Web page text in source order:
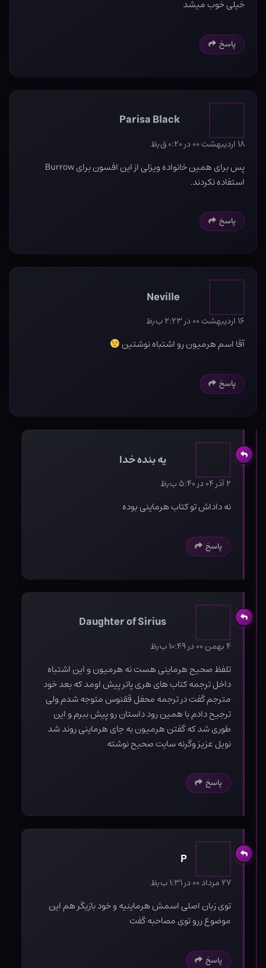
خیلی خوب میشد
پاسخ
Parisa Black
۱۸ اردیبهشت ۰۰ در ۰:۲۰ ق٫ظ
پس برای همین خانواده ویزلی از این افسون برای Burrow
استفاده نکردند.
پاسخ
Neville
۱۶ اردیبهشت ۰۰ در ۲:۲۳ ب٫ظ
آقا اسم هرمیون رو اشتباه نوشتین
پاسخ
یه بنده خدا
۲ آذر ۰۴ در ۵:۴۰ ب٫ظ
نه داداش تو کتاب هرماینی بوده
پاسخ
Daughter of Sirius
۴ بهمن ۰۰ در ۱۰:۴۹ ب٫ظ
تلفظ صحیح هرماینی هست نه هرمیون و این اشتباه
داخل ترجمه کتاب های هری پاتر پیش اومد که بعد خود
مترجم گفت در ترجمه محفل ققنوس متوجه شدم ولی
ترجیح دادم با همین رود داستان رو پیش ببرم و این
طوری شد که گفتن هرمیون به جای هرماینی روند شد
نویل عزیز وگرنه سایت صحیح نوشته
پاسخ
P
۲۷ مرداد ۰۰ در ۱:۳۱ ب٫ظ
توی زبان اصلی اسمش هرماینیه و خود بازیگر هم این
موضوع ررو توی مصاحبه گفت
پاسخ